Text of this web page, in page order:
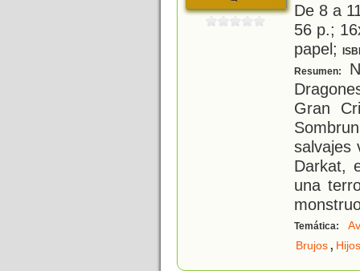
De 8 a
56 p.;
papel;
Resumen:
Gran
salvajes
Darkat,
una
Temática:
Brujos, Hijos